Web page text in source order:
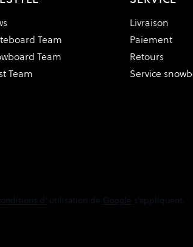
Team
Team
Team
Livraison
Paiement
Retours
Service
d' utilisation de Google s'appliquent.